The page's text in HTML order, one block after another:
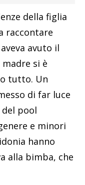
della figlia
raccontare
avuto il
si è
tutto. Un
di far luce
pool
e minori
hanno
alla bimba, che